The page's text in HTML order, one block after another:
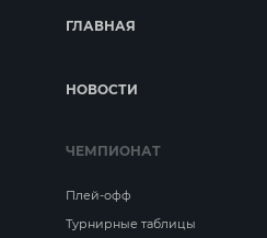
ГЛАВНАЯ
НОВОСТИ
ЧЕМПИОНАТ
Плей-офф
Турнирные таблицы